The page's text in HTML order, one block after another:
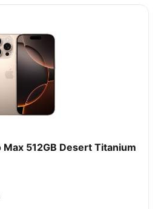
512GB Desert Titanium